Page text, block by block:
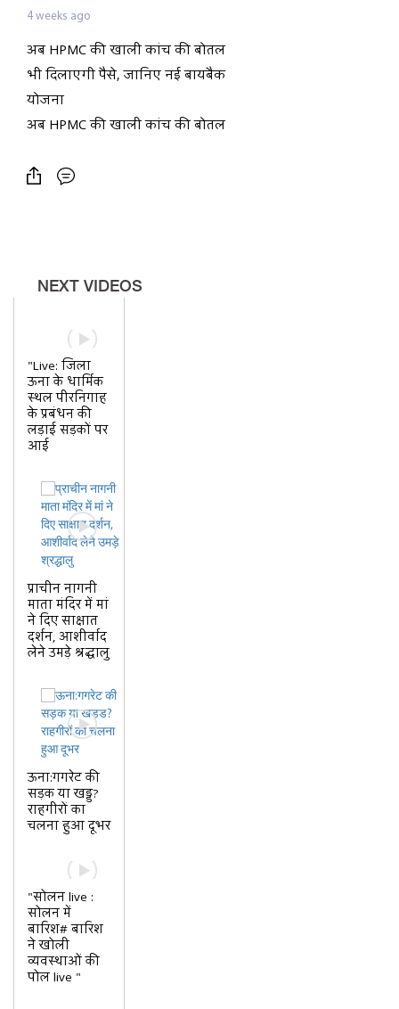
दिलाएगी पैसे, जानिए नई
बायबैक योजना
4 weeks ago
अब HPMC की खाली कांच की बोतल
भी दिलाएगी पैसे, जानिए नई बायबैक
योजना
अब HPMC की खाली कांच की बोतल
योजना
अब HPMC की खाली कांच की बोतल
भी दिलाएगी पैसे, जानिए नई बायबैक
NEXT VIDEOS
"Live: जिला
ऊना के धार्मिक
स्थल पीरनिगाह
के प्रबंधन की
लड़ाई सड़कों पर
आई
प्राचीन नागनी
माता मंदिर में मां
ने दिए साक्षात
दर्शन, आशीर्वाद
लेने उमड़े श्रद्धालु
ऊना:गगरेट की
सड़क या खड्ड?
राहगीरों का
चलना हुआ दूभर
"सोलन live :
सोलन में
बारिश# बारिश
ने खोली
व्यवस्थाओं की
पोल live "